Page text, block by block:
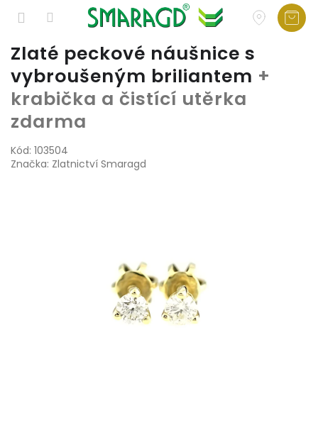
Přejít
na
obsah
Zlaté peckové náušnice s
vybroušeným briliantem +
krabička a čistící utěrka
zdarma
Kód: 103504
Značka: Zlatnictví Smaragd